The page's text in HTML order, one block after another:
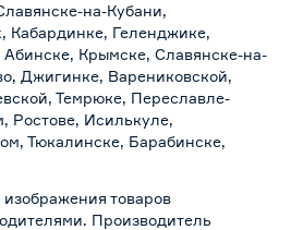
на-Кубани,
Кабардинке, Геленджике,
Крымске, Славянске-на-
Джигинке, Варениковской,
Темрюке, Переславле-
Ростове, Исилькуле,
Тюкалинске, Барабинске,
товаров
Производитель